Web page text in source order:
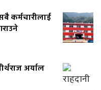
कर्मचारीलाई
अर्याल